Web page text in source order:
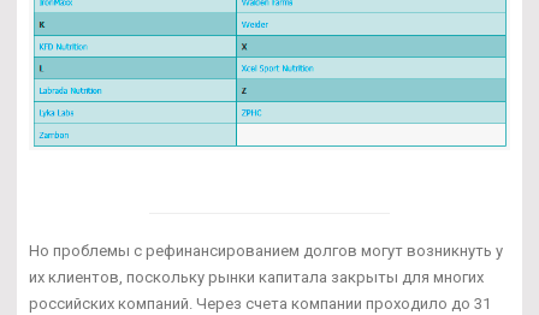
Но проблемы с рефинансированием долгов могут возникнуть у
их клиентов, поскольку рынки капитала закрыты для многих
российских компаний. Через счета компании проходило до 31